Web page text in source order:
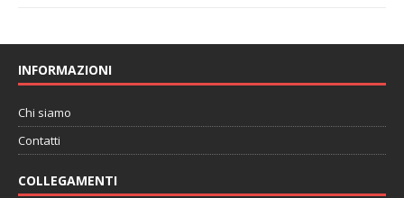
INFORMAZIONI
Chi siamo
Contatti
COLLEGAMENTI